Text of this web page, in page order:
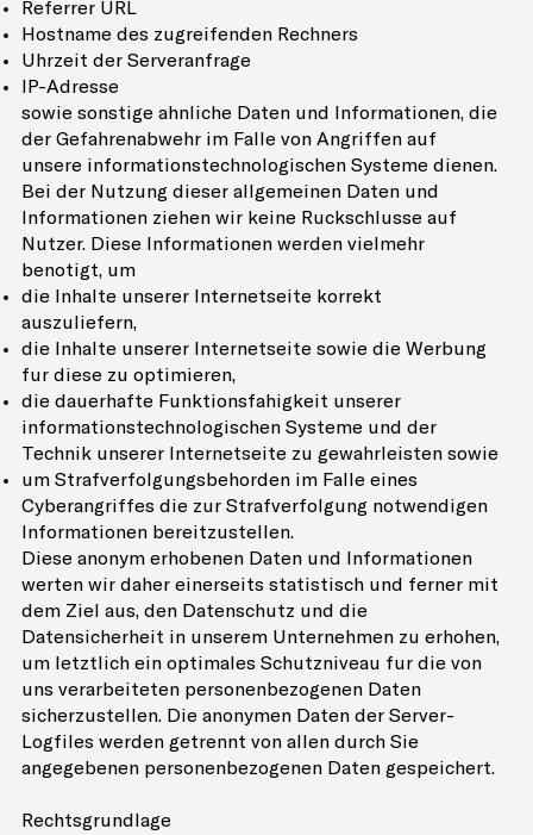
Referrer URL
Hostname des zugreifenden Rechners
Uhrzeit der Serveranfrage
IP-Adresse
sowie sonstige ähnliche Daten und Informationen, die
der Gefahrenabwehr im Falle von Angriffen auf
unsere informationstechnologischen Systeme dienen.
Bei der Nutzung dieser allgemeinen Daten und
Informationen ziehen wir keine Rückschlüsse auf
Nutzer. Diese Informationen werden vielmehr
benötigt, um
die Inhalte unserer Internetseite korrekt
auszuliefern,
die Inhalte unserer Internetseite sowie die Werbung
für diese zu optimieren,
die dauerhafte Funktionsfähigkeit unserer
informationstechnologischen Systeme und der
Technik unserer Internetseite zu gewährleisten sowie
um Strafverfolgungsbehörden im Falle eines
Cyberangriffes die zur Strafverfolgung notwendigen
Informationen bereitzustellen.
Diese anonym erhobenen Daten und Informationen
werten wir daher einerseits statistisch und ferner mit
dem Ziel aus, den Datenschutz und die
Datensicherheit in unserem Unternehmen zu erhöhen,
um letztlich ein optimales Schutzniveau für die von
uns verarbeiteten personenbezogenen Daten
sicherzustellen. Die anonymen Daten der Server-
Logfiles werden getrennt von allen durch Sie
angegebenen personenbezogenen Daten gespeichert.
Rechtsgrundlage